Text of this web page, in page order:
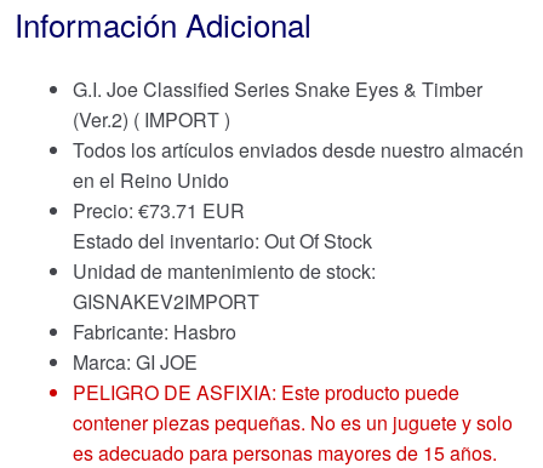
Información Adicional
G.I. Joe Classified Series Snake Eyes & Timber
(Ver.2) ( IMPORT )
Todos los artículos enviados desde nuestro almacén
en el Reino Unido
Precio: €73.71 EUR
Estado del inventario: Out Of Stock
Unidad de mantenimiento de stock:
GISNAKEV2IMPORT
Fabricante: Hasbro
Marca: GI JOE
PELIGRO DE ASFIXIA: Este producto puede
contener piezas pequeñas. No es un juguete y solo
es adecuado para personas mayores de 15 años.